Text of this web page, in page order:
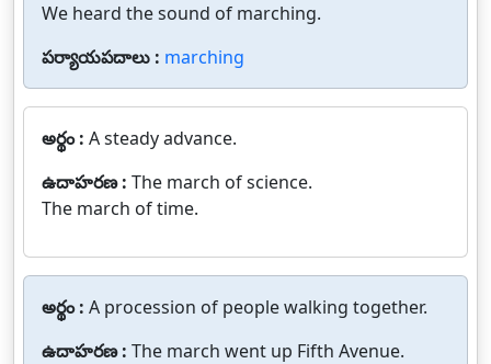
We heard the sound of marching.
పర్యాయపదాలు : marching
అర్థం : A steady advance.
ఉదాహరణ : The march of science.
The march of time.
అర్థం : A procession of people walking together.
ఉదాహరణ : The march went up Fifth Avenue.